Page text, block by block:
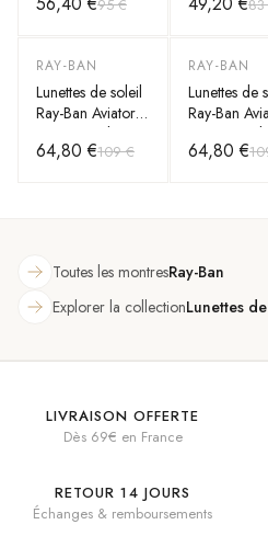
112/51 Rondes
95 €
RB2140 901
-40%
RAY-BAN
Lunettes de soleil
Ray-Ban Aviator
Large Metal
RB3025 004/58
64,80 €109 €
-40%
RAY-BAN
Lunettes de
Ray-Ban
Large Metal
RB3025
64,80 €
Toutes les montresRay-Ban
Explorer la collectionLunettes
LIVRAISON OFFERTE
Dès 69€ en France
RETOUR 14 JOURS
Échanges & remboursements